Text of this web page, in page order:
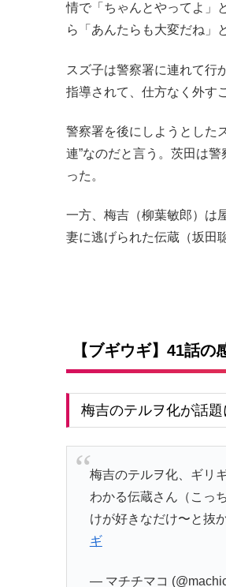
情で「ちゃんとやってよ」
ら「あんたらも大変だね」
スズ子は警察署に連れて行
指導されて、仕方なく外す
警察署を後にしようとした
連”なのだと言う。茨田は
った。
一方、梅吉（柳葉敏郎）は
妻に逃げられた伝蔵（坂田
【ブギウギ】41話の
梅吉のテルヲ化が話題
梅吉のテルヲ化、ギリ
わかる伝蔵さん（こっ
けが好きなだけ〜と抜
ギ
— マチチマコ